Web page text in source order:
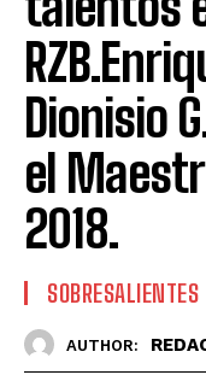
Dionisio
el
2018.
SOBRESALIENTES
AUTHOR: